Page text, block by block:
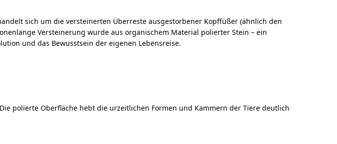
sich um die versteinerten Überreste ausgestorbener Kopffüßer (ähnlich den
Versteinerung wurde aus organischem Material polierter Stein – ein
und das Bewusstsein der eigenen Lebensreise.
polierte Oberfläche hebt die urzeitlichen Formen und Kammern der Tiere deutlich